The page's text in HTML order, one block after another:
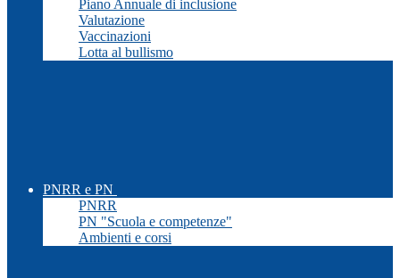
Piano Annuale di inclusione
Valutazione
Vaccinazioni
Lotta al bullismo
PNRR e PN
PNRR
PN "Scuola e competenze"
Ambienti e corsi